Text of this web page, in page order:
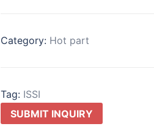
Category: Hot part
Tag: ISSI
SUBMIT INQUIRY